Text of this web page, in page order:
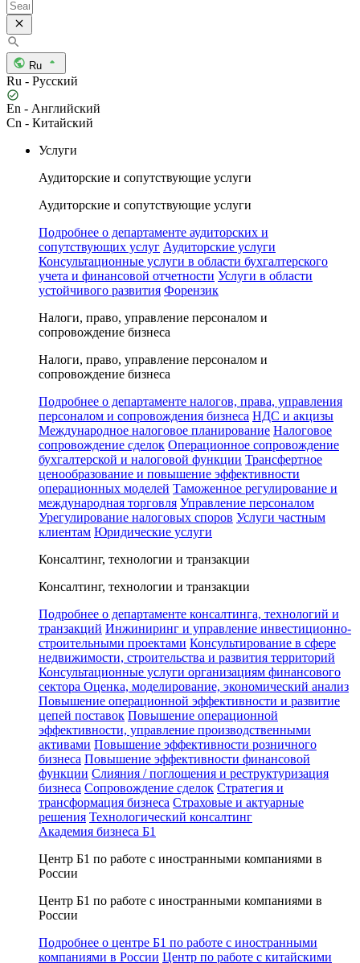
Ru
Ru - Русский
En - Английский
Cn - Китайский
Услуги
Аудиторские и сопутствующие услуги
Аудиторские и сопутствующие услуги
Подробнее о департаменте аудиторских и
сопутствующих услуг Аудиторские услуги
Консультационные услуги в области бухгалтерского
учета и финансовой отчетности Услуги в области
устойчивого развития Форензик
Налоги, право, управление персоналом и
сопровождение бизнеса
Налоги, право, управление персоналом и
сопровождение бизнеса
Подробнее о департаменте налогов, права, управления
персоналом и сопровождения бизнеса НДС и акцизы
Международное налоговое планирование Налоговое
сопровождение сделок Операционное сопровождение
бухгалтерской и налоговой функции Трансфертное
ценообразование и повышение эффективности
операционных моделей Таможенное регулирование и
международная торговля Управление персоналом
Урегулирование налоговых споров Услуги частным
клиентам Юридические услуги
Консалтинг, технологии и транзакции
Консалтинг, технологии и транзакции
Подробнее о департаменте консалтинга, технологий и
транзакций Инжиниринг и управление инвестиционно-
строительными проектами Консультирование в сфере
недвижимости, строительства и развития территорий
Консультационные услуги организациям финансового
сектора Оценка, моделирование, экономический анализ
Повышение операционной эффективности и развитие
цепей поставок Повышение операционной
эффективности, управление производственными
активами Повышение эффективности розничного
бизнеса Повышение эффективности финансовой
функции Слияния / поглощения и реструктуризация
бизнеса Сопровождение сделок Стратегия и
трансформация бизнеса Страховые и актуарные
решения Технологический консалтинг
Академия бизнеса Б1
Центр Б1 по работе с иностранными компаниями в
России
Центр Б1 по работе с иностранными компаниями в
России
Подробнее о центре Б1 по работе с иностранными
компаниями в России Центр по работе с китайскими